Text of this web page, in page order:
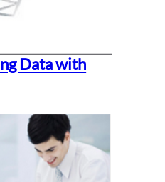
Data with